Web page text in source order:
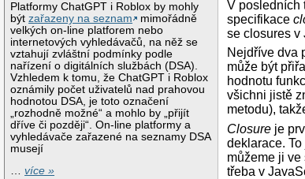
Platformy ChatGPT i Roblox by mohly
býtzařazeny na seznam
mimořádně
velkých on-line platforem nebo
internetových vyhledávačů, na něž se
vztahují zvláštní podmínky podle
nařízení o digitálních službách (DSA).
Vzhledem k tomu, že ChatGPT i Roblox
oznámily počet uživatelů nad prahovou
hodnotou DSA, je toto označení
„rozhodně možné“ a mohlo by „přijít
dříve či později“. On-line platformy a
vyhledávače zařazené na seznamy DSA
musejí
…více »
V posledních
specifikace
se closures v
Nejdříve dva
může být
hodnotu
všichni jistě
metodu),
Closure je
deklarace.
můžeme ji
třeba v